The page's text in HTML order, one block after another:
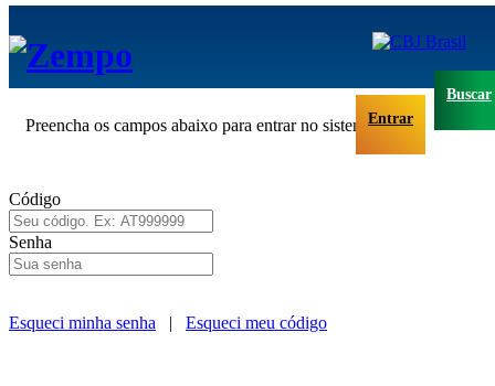
Entrar
Preencha os campos abaixo para entrar no sistema.
Código
Senha
Esqueci minha senha | Esqueci meu código
Buscar
Entrar